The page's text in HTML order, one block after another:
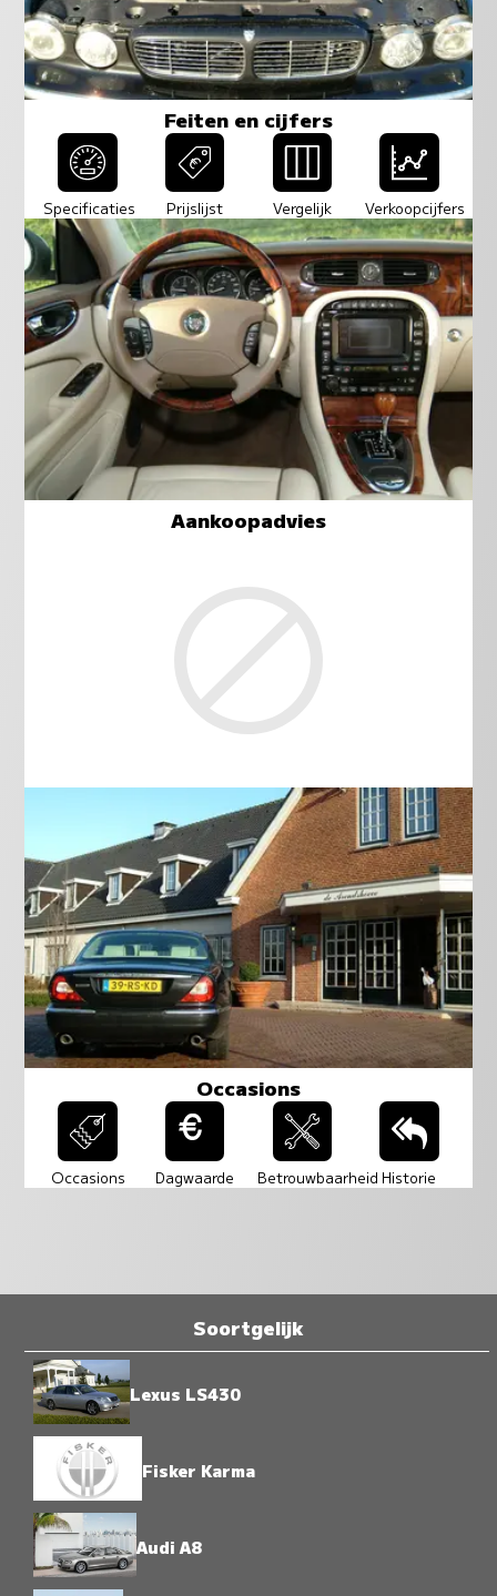
Feiten en cijfers
Specificaties Prijslijst Vergelijk Verkoopcijfers
Aankoopadvies
Occasions
Occasions Dagwaarde Betrouwbaarheid Historie
Soortgelijk
Lexus LS430
Fisker Karma
Audi A8